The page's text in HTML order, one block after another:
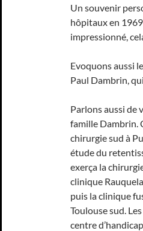
Un souvenir
hôpitaux en
impressionné,
Evoquons aussi
Paul Dambrin,
Parlons aussi de
famille Dambrin.
chirurgie sud à
étude du
exerça la
clinique
puis la clinique
Toulouse sud.
centre